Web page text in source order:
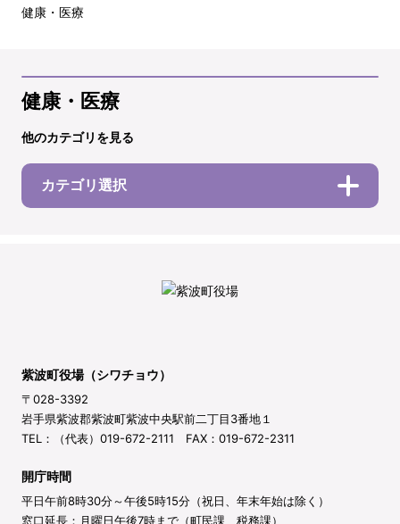
健康・医療
健康・医療
他のカテゴリを見る
カテゴリ選択
紫波町役場（シワチョウ）
〒028-3392
岩手県紫波郡紫波町紫波中央駅前二丁目3番地１
TEL：（代表）019-672-2111 FAX：019-672-2311
開庁時間
平日午前8時30分～午後5時15分（祝日、年末年始は除く）
窓口延長：月曜日午後7時まで（町民課、税務課）